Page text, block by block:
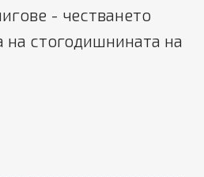
- честването
на стогодишнината на